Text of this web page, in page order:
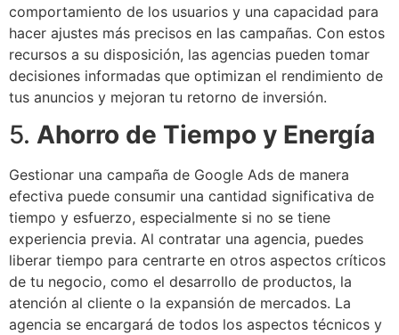
comportamiento de los usuarios y una capacidad para
hacer ajustes más precisos en las campañas. Con estos
recursos a su disposición, las agencias pueden tomar
decisiones informadas que optimizan el rendimiento de
tus anuncios y mejoran tu retorno de inversión.
5. Ahorro de Tiempo y Energía
Gestionar una campaña de Google Ads de manera
efectiva puede consumir una cantidad significativa de
tiempo y esfuerzo, especialmente si no se tiene
experiencia previa. Al contratar una agencia, puedes
liberar tiempo para centrarte en otros aspectos críticos
de tu negocio, como el desarrollo de productos, la
atención al cliente o la expansión de mercados. La
agencia se encargará de todos los aspectos técnicos y